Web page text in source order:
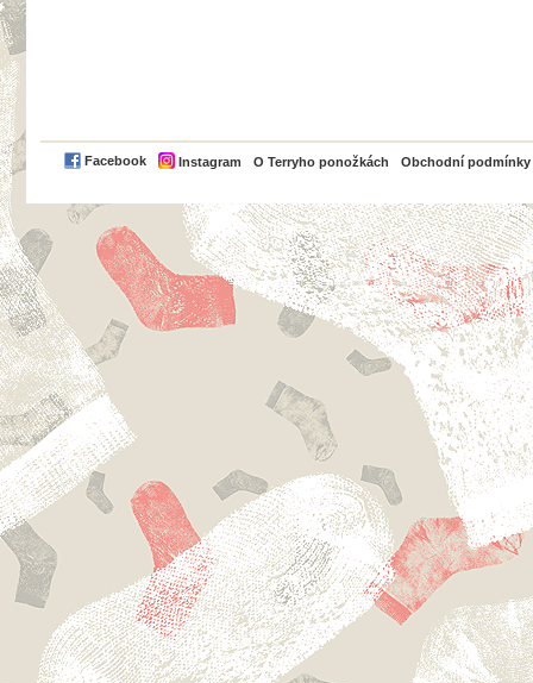
Facebook Instagram O Terryho ponožkách Obchodní podmínky
PayPal